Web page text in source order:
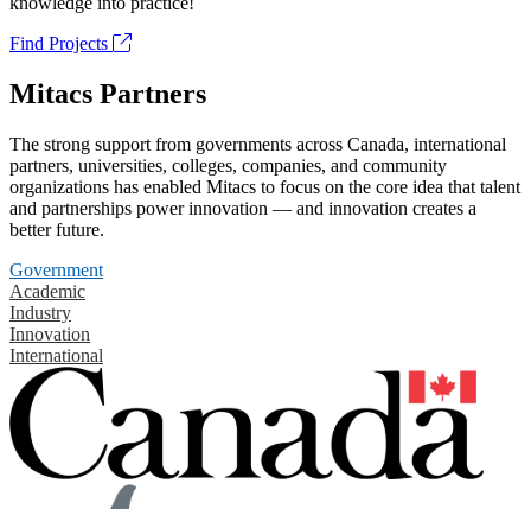
Find Projects
Mitacs Partners
The strong support from governments across Canada, international
partners, universities, colleges, companies, and community
organizations has enabled Mitacs to focus on the core idea that talent
and partnerships power innovation — and innovation creates a
better future.
Government
Academic
Industry
Innovation
International